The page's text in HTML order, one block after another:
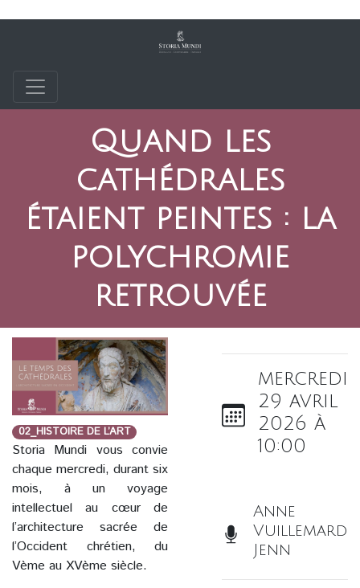
Quand les
cathédrales
étaient peintes : la
polychromie
retrouvée
02_HISTOIRE DE L’ART
Storia Mundi vous convie
chaque mercredi, durant six
mois, à un voyage
intellectuel au cœur de
l’architecture sacrée de
l’Occident chrétien, du
Vème au XVème siècle.
mercredi
29 avril
2026 à
10:00
Anne
Vuillemard
Jenn